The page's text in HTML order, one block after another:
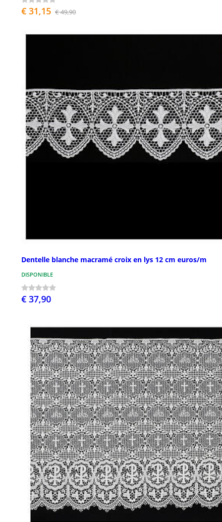
€ 31,15 € 49,90
Dentelle blanche macramé croix en lys 12 cm euros/m
DISPONIBLE
€ 37,90